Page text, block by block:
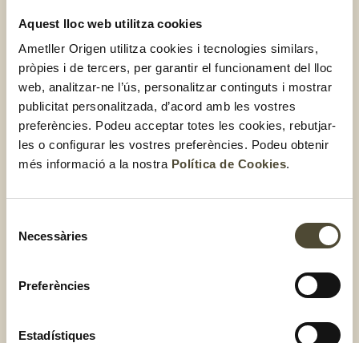
Aquest lloc web utilitza cookies
Ametller Origen utilitza cookies i tecnologies similars,
pròpies i de tercers, per garantir el funcionament del lloc
web, analitzar-ne l’ús, personalitzar continguts i mostrar
publicitat personalitzada, d’acord amb les vostres
preferències. Podeu acceptar totes les cookies, rebutjar-
les o configurar les vostres preferències. Podeu obtenir
més informació a la nostra Política de Cookies.
Necessàries
Preferències
Estadístiques
bon pa amb tomàquet
Si encara no t’hem convençut amb les idees anteriors,et
proposem un deliciós còctel de gambes amb tomàquet
rosa. El Cintet t’explica com preparar-lo al següent vídeo: